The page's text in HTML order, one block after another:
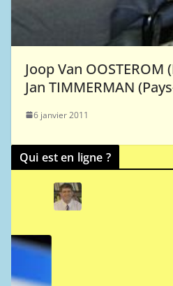
Joop Van OOSTEROM
Jan TIMMERMAN
6 janvier 2011
Qui est en ligne ?